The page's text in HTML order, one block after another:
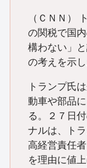
（ＣＮＮ）
の関税で国
構わない」
の考えを示し
トランプ氏
動車や部品
る。２７日
ナルは、ト
高経営責任
を理由に値